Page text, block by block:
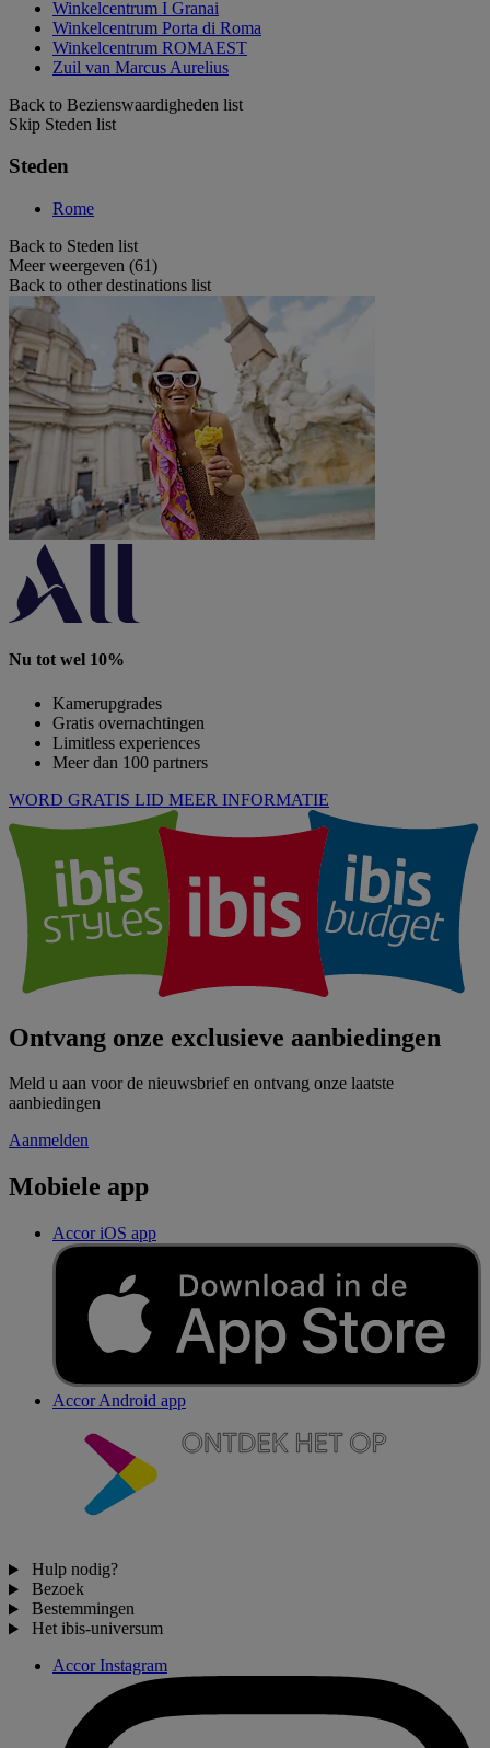
Winkelcentrum I Granai
Winkelcentrum Porta di Roma
Winkelcentrum ROMAEST
Zuil van Marcus Aurelius
Back to Bezienswaardigheden list
Skip Steden list
Steden
Rome
Back to Steden list
Meer weergeven (61)
Back to other destinations list
Nu tot wel 10%
Kamerupgrades
Gratis overnachtingen
Limitless experiences
Meer dan 100 partners
WORD GRATIS LID MEER INFORMATIE
Ontvang onze exclusieve aanbiedingen
Meld u aan voor de nieuwsbrief en ontvang onze laatste
aanbiedingen
Aanmelden
Mobiele app
Accor iOS app
Accor Android app
Hulp nodig?
Bezoek
Bestemmingen
Het ibis-universum
Accor Instagram